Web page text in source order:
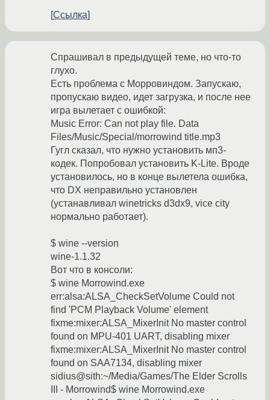
Ссылка
Спрашивал в предыдущей теме, но что-то
глухо.
Есть проблема с Морровиндом. Запускаю,
пропускаю видео, идет загрузка, и после нее
игра вылетает с ошибкой:
Music Error: Can not play file. Data
Files/Music/Special/morrowind title.mp3
Гугл сказал, что нужно установить мп3-
кодек. Попробовал установить K-Lite. Вроде
установилось, но в конце вылетела ошибка,
что DX неправильно установлен
(устанавливал winetricks d3dx9, vice city
нормально работает).
$ wine --version
wine-1.1.32
Вот что в консоли:
$ wine Morrowind.exe
err:alsa:ALSA_CheckSetVolume Could not
find 'PCM Playback Volume' element
fixme:mixer:ALSA_MixerInit No master control
found on MPU-401 UART, disabling mixer
fixme:mixer:ALSA_MixerInit No master control
found on SAA7134, disabling mixer
sidius@sith:~/Media/Games/The Elder Scrolls
III - Morrowind$ wine Morrowind.exe